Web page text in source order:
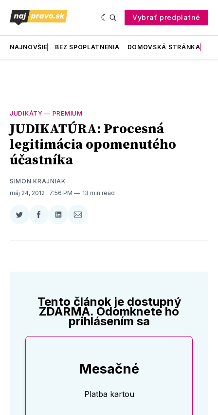
Vybrať predplatné
NAJNOVŠIE BEZ SPOPLATNENIA DOMOVSKÁ STRÁNKA
JUDIKÁTY — PREMIUM
JUDIKATÚRA: Procesná
legitimácia opomenutého
účastníka
SIMON KRAJNIAK
máj 24, 2012 . 7:56 PM 13 min read
Zdieľať
Twitter
Zdieľať
Facebooku
Zdieľať
LinkedIne
Zdieľať
E-
Tento článok je dostupný
ZDARMA. Odomknete ho
prihlásením sa
Mesačné
Platba kartou